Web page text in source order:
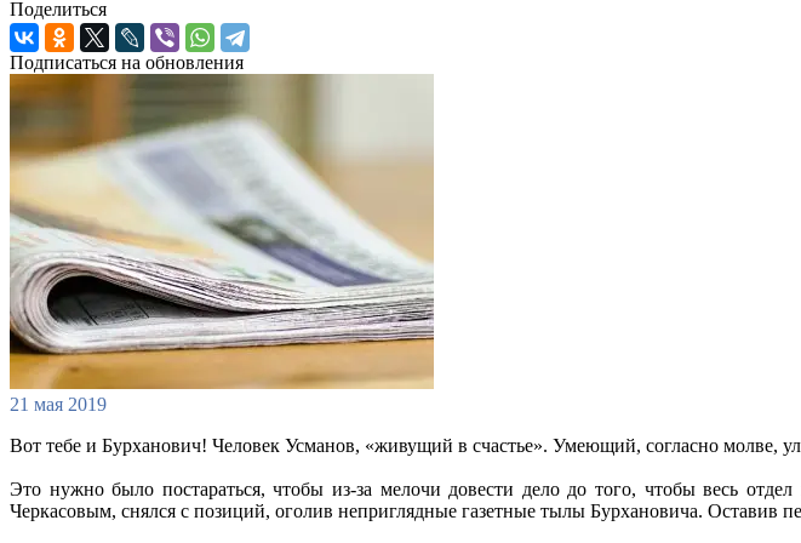
Поделиться
Подписаться на обновления
21 мая 2019
Вот тебе и Бурханович! Человек Усманов, «живущий в счастье». Умеющий, согласно молве,
Это нужно было постараться, чтобы из-за мелочи довести дело до того, чтобы весь
Черкасовым, снялся с позиций, оголив неприглядные газетные тылы Бурхановича.